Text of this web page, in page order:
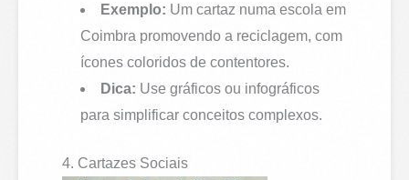
Exemplo: Um cartaz numa escola em
Coimbra promovendo a reciclagem, com
ícones coloridos de contentores.
Dica: Use gráficos ou infográficos
para simplificar conceitos complexos.
4. Cartazes Sociais